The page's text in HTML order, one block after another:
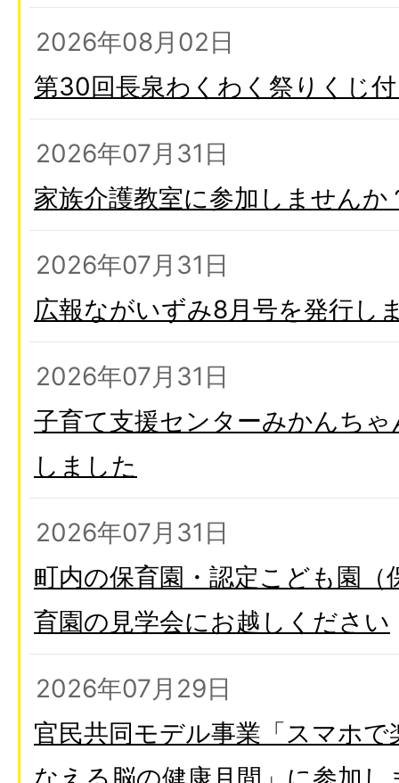
2026年08月02日
第30回長泉わくわく祭りくじ
2026年07月31日
家族介護教室に参加しませんか
2026年07月31日
広報ながいずみ8月号を発行し
2026年07月31日
子育て支援センターみかんち
しました
2026年07月31日
町内の保育園・認定こども園（
育園の見学会にお越しください
2026年07月29日
官民共同モデル事業「スマホ